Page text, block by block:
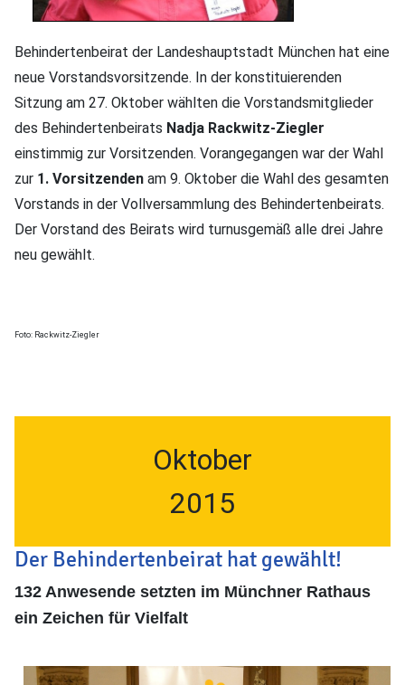
Behindertenbeirat der Landeshauptstadt München hat eine
neue Vorstandsvorsitzende. In der konstituierenden
Sitzung am 27. Oktober wählten die Vorstandsmitglieder
des Behindertenbeirats Nadja Rackwitz-Ziegler
einstimmig zur Vorsitzenden. Vorangegangen war der Wahl
zur 1. Vorsitzenden am 9. Oktober die Wahl des gesamten
Vorstands in der Vollversammlung des Behindertenbeirats.
Der Vorstand des Beirats wird turnusgemäß alle drei Jahre
neu gewählt.
Foto: Rackwitz-Ziegler
Oktober
2015
Der Behindertenbeirat hat gewählt!
132 Anwesende setzten im Münchner Rathaus
ein Zeichen für Vielfalt